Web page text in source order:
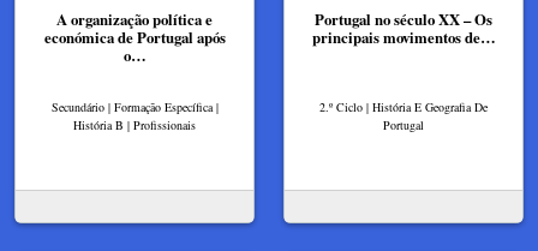
A organização política e
económica de Portugal após
o…
Secundário | Formação Específica |
História B | Profissionais
Portugal no século XX – Os
principais movimentos de…
2.º Ciclo | História E Geografia De
Portugal